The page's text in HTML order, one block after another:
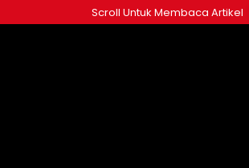
to
Scroll Untuk Membaca Artikel